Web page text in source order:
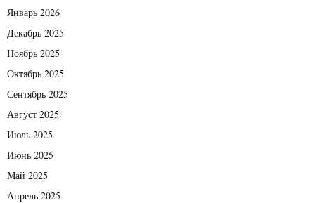
Январь 2026
Декабрь 2025
Ноябрь 2025
Октябрь 2025
Сентябрь 2025
Август 2025
Июль 2025
Июнь 2025
Май 2025
Апрель 2025